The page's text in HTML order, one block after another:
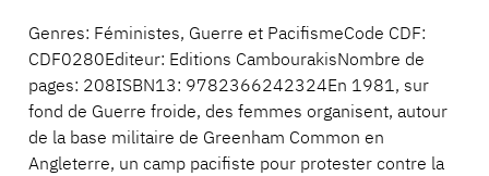
Genres: Féministes, Guerre et PacifismeCode CDF:
CDF0280Editeur: Editions CambourakisNombre de
pages: 208ISBN13: 9782366242324En 1981, sur
fond de Guerre froide, des femmes organisent, autour
de la base militaire de Greenham Common en
Angleterre, un camp pacifiste pour protester contre la